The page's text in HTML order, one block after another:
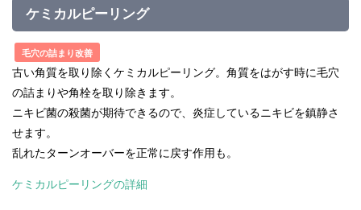
ケミカルピーリング
毛穴の詰まり改善
古い角質を取り除くケミカルピーリング。角質をはがす時に毛穴
の詰まりや角栓を取り除きます。
ニキビ菌の殺菌が期待できるので、炎症しているニキビを鎮静さ
せます。
乱れたターンオーバーを正常に戻す作用も。
ケミカルピーリングの詳細